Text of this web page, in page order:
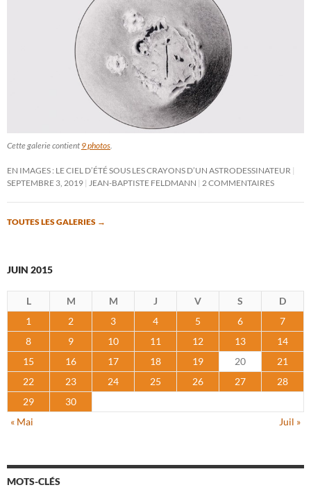
Cette galerie contient 9 photos
EN IMAGES : LE CIEL D’ÉTÉ SOUS LES CRAYONS D’UN ASTRODESSINATEUR
SEPTEMBRE 3, 2019
JEAN-BAPTISTE FELDMANN 2 COMMENTAIRES
TOUTES LES GALERIES →
JUIN 2015
L M M J V S
D
1
2 3 4 5 6
7
8
9 10 11 12 13
14
15
16 17 18 19 20
21
22
23 24 25 26 27
28
29
30
« Mai
Juil »
MOTS-CLÉS